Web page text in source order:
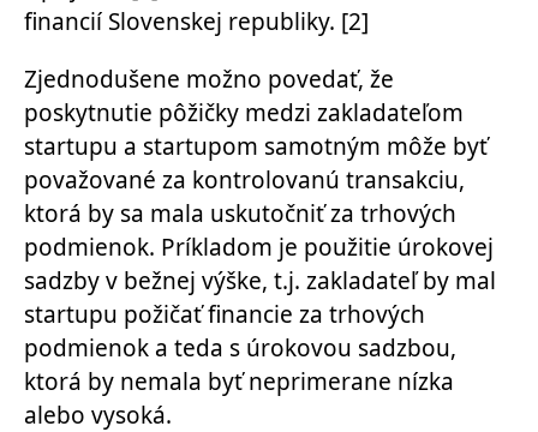
financií Slovenskej republiky. [2]
Zjednodušene možno povedať, že
poskytnutie pôžičky medzi zakladateľom
startupu a startupom samotným môže byť
považované za kontrolovanú transakciu,
ktorá by sa mala uskutočniť za trhových
podmienok. Príkladom je použitie úrokovej
sadzby v bežnej výške, t.j. zakladateľ by mal
startupu požičať financie za trhových
podmienok a teda s úrokovou sadzbou,
ktorá by nemala byť neprimerane nízka
alebo vysoká.